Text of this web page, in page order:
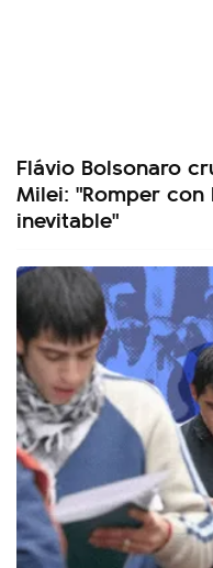
Flávio Bolsonaro
Milei: "Romper con
inevitable"